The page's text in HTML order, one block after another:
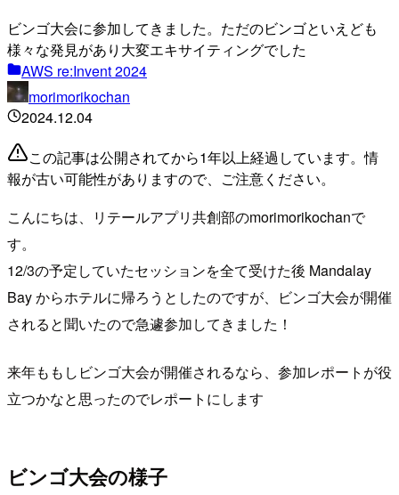
ビンゴ大会に参加してきました。ただのビンゴといえども
様々な発見があり大変エキサイティングでした
AWS re:Invent 2024
morimorikochan
2024.12.04
この記事は公開されてから1年以上経過しています。情
報が古い可能性がありますので、ご注意ください。
こんにちは、リテールアプリ共創部のmorimorikochanで
す。
12/3の予定していたセッションを全て受けた後 Mandalay
Bay からホテルに帰ろうとしたのですが、ビンゴ大会が開催
されると聞いたので急遽参加してきました！
来年ももしビンゴ大会が開催されるなら、参加レポートが役
立つかなと思ったのでレポートにします
ビンゴ大会の様子